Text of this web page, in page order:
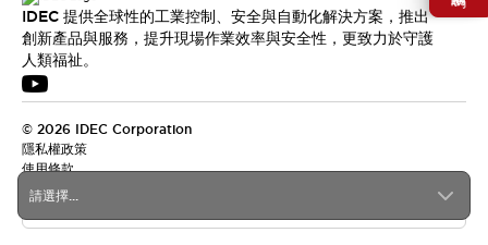
請選擇...
IDEC 提供全球性的工業控制、安全與自動化解決方案，推出
創新產品與服務，提升現場作業效率與安全性，更致力於守護
人類福祉。
© 2026 IDEC Corporation
隱私權政策
使用條款
台灣